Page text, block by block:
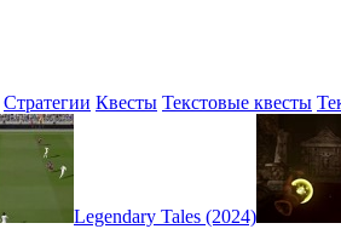
Стратегии Квесты Текстовые квесты
Legendary Tales (2024)